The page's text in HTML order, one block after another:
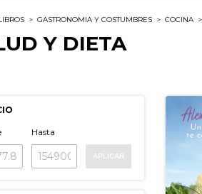
> GASTRONOMIA Y COSTUMBRES > COCINA >
Y DIETA
Hasta
APLICAR